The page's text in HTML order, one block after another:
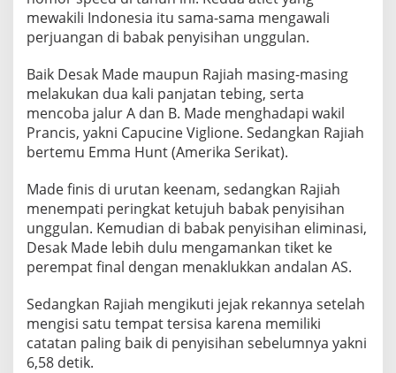
i
s
0
2
4
,
t
l
e
t
P
n
j
a
mewakili Indonesia itu sama-sama mengawali
perjuangan di babak penyisihan unggulan.
Baik Desak Made maupun Rajiah masing-masing
melakukan dua kali panjatan tebing, serta
mencoba jalur A dan B. Made menghadapi wakil
Prancis, yakni Capucine Viglione. Sedangkan Rajiah
bertemu Emma Hunt (Amerika Serikat).
Made finis di urutan keenam, sedangkan Rajiah
menempati peringkat ketujuh babak penyisihan
unggulan. Kemudian di babak penyisihan eliminasi,
Desak Made lebih dulu mengamankan tiket ke
perempat final dengan menaklukkan andalan AS.
Sedangkan Rajiah mengikuti jejak rekannya setelah
mengisi satu tempat tersisa karena memiliki
catatan paling baik di penyisihan sebelumnya yakni
6,58 detik.